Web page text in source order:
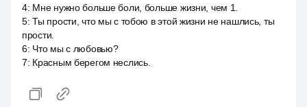
4: Мне нужно больше боли, больше жизни, чем 1.
5:Ты прости, что мы с тобою в этой жизни не нашлись, ты
прости.
6: Что мы с любовью?
7: Красным берегом неслись.